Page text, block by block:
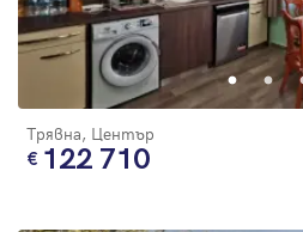
Трявна, Център
122 710